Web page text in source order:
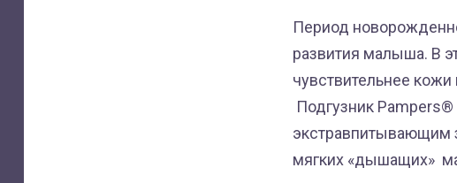
Период
развития малыша. В
чувствительнее кожи
Подгузник Pampers®
экстравпитывающим
мягких «дышащих»